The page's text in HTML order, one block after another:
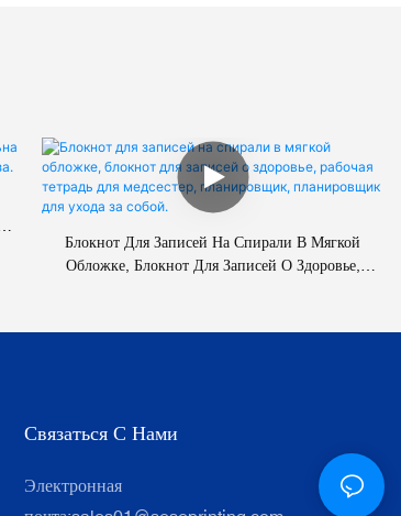
Блокнот Для Записей На Спирали В Мягкой
Обложке, Блокнот Для Записей О Здоровье,
Связаться С Нами
Электронная